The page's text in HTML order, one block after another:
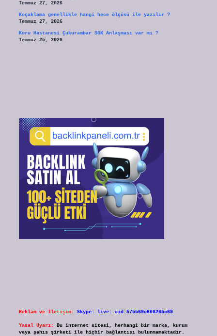
Temmuz 27, 2026
Koçaklama genellikle hangi hece ölçüsü ile yazılır ?
Temmuz 27, 2026
Koru Hastanesi Çukurambar SGK Anlaşması var mı ?
Temmuz 25, 2026
Reklam ve İletişim: Skype: live:.cid.575569c608265c69
Yasal Uyarı:
Bu internet sitesi, herhangi bir marka, kurum
veya şahıs şirketi ile hiçbir bağlantısı bulunmamaktadır.